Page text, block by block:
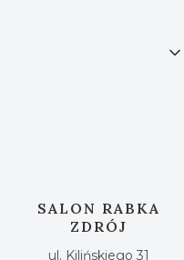
SALON RABKA
ZDRÓJ
ul. Kilińskiego 31